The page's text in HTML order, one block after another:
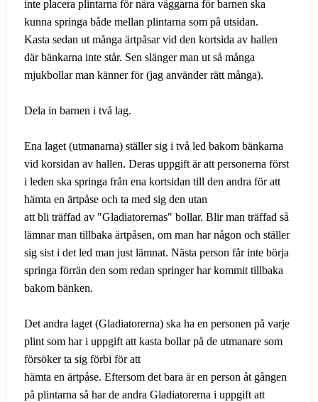
inte placera plintarna för nära väggarna för barnen ska
kunna springa både mellan plintarna som på utsidan.
Kasta sedan ut många ärtpåsar vid den kortsida av hallen
där bänkarna inte står. Sen slänger man ut så många
mjukbollar man känner för (jag använder rätt många).
Dela in barnen i två lag.
Ena laget (utmanarna) ställer sig i två led bakom bänkarna
vid korsidan av hallen. Deras uppgift är att personerna först
i leden ska springa från ena kortsidan till den andra för att
hämta en ärtpåse och ta med sig den utan
att bli träffad av "Gladiatorernas" bollar. Blir man träffad så
lämnar man tillbaka ärtpåsen, om man har någon och ställer
sig sist i det led man just lämnat. Nästa person får inte börja
springa förrän den som redan springer har kommit tillbaka
bakom bänken.
Det andra laget (Gladiatorerna) ska ha en personen på varje
plint som har i uppgift att kasta bollar på de utmanare som
försöker ta sig förbi för att
hämta en ärtpåse. Eftersom det bara är en person åt gången
på plintarna så har de andra Gladiatorerna i uppgift att